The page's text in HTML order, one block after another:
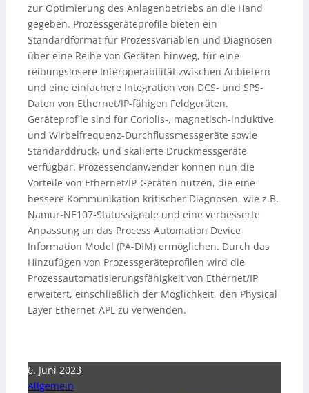
zur Optimierung des Anlagenbetriebs an die Hand
gegeben. Prozessgeräteprofile bieten ein
Standardformat für Prozessvariablen und Diagnosen
über eine Reihe von Geräten hinweg, für eine
reibungslosere Interoperabilität zwischen Anbietern
und eine einfachere Integration von DCS- und SPS-
Daten von Ethernet/IP-fähigen Feldgeräten.
Geräteprofile sind für Coriolis-, magnetisch-induktive
und Wirbelfrequenz-Durchflussmessgeräte sowie
Standarddruck- und skalierte Druckmessgeräte
verfügbar. Prozessendanwender können nun die
Vorteile von Ethernet/IP-Geräten nutzen, die eine
bessere Kommunikation kritischer Diagnosen, wie z.B.
Namur-NE107-Statussignale und eine verbesserte
Anpassung an das Process Automation Device
Information Model (PA-DIM) ermöglichen. Durch das
Hinzufügen von Prozessgeräteprofilen wird die
Prozessautomatisierungsfähigkeit von Ethernet/IP
erweitert, einschließlich der Möglichkeit, den Physical
Layer Ethernet-APL zu verwenden.
6. Juni 2023
Allgemein